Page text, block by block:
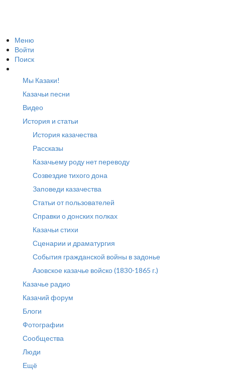
Меню
Войти
Поиск
Мы Казаки!
Казачьи песни
Видео
История и статьи
История казачества
Рассказы
Казачьему роду нет переводу
Созвездие тихого дона
Заповеди казачества
Статьи от пользователей
Справки о донских полках
Казачьи стихи
Сценарии и драматургия
События гражданской войны в задонье
Азовское казачье войско (1830-1865 г.)
Казачье радио
Казачий форум
Блоги
Фотографии
Сообщества
Люди
Ещё